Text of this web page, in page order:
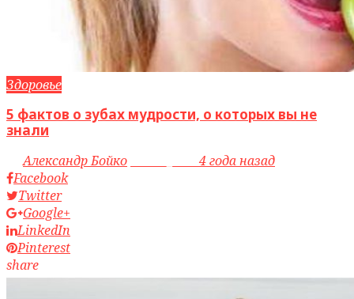
Здоровье
5 фактов о зубах мудрости, о которых вы не
знали
byАлександр Бойко
4 года назад
Facebook
Twitter
Google+
LinkedIn
Pinterest
share